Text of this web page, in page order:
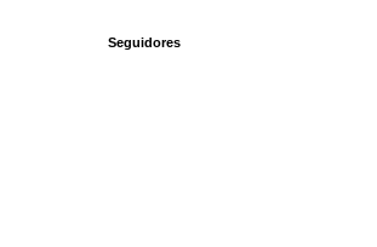
Seguidores